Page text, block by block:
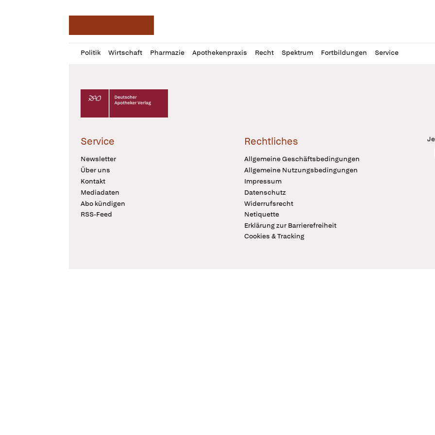
Politik Wirtschaft Pharmazie Apothekenpraxis Recht Spektrum Fortbildungen Service
Profil
öffnen
Daz
Pur
Deutscher Apotheker Verlag Logo
Service
Newsletter
Über uns
Kontakt
Mediadaten
Abo kündigen
RSS-Feed
Rechtliches
Allgemeine Geschäftsbedingungen
Allgemeine Nutzungsbedingungen
Impressum
Datenschutz
Widerrufsrecht
Netiquette
Erklärung zur Barrierefreiheit
Cookies & Tracking